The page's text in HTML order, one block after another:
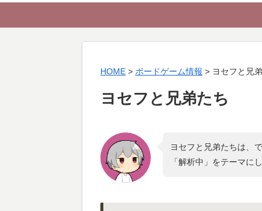
HOME > ボードゲーム情報 > ヨセフと兄
ヨセフと兄弟たち
ヨセフと兄弟たちは、
「解析中 」をテーマに